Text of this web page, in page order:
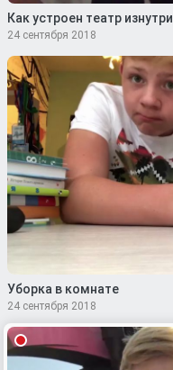
Как устроен театр изнутри
24 сентября 2018
Уборка в комнате
24 сентября 2018